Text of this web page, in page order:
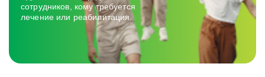
сотрудников, кому требуется
лечение или реабилитация.